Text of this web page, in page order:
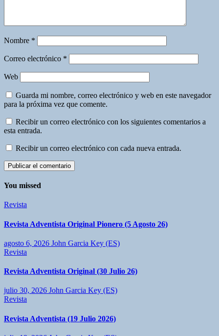
Nombre *
Correo electrónico *
Web
Guarda mi nombre, correo electrónico y web en este navegador
para la próxima vez que comente.
Recibir un correo electrónico con los siguientes comentarios a
esta entrada.
Recibir un correo electrónico con cada nueva entrada.
You missed
Revista
Revista Adventista Original Pionero (5 Agosto 26)
agosto 6, 2026 John Garcia Key (ES)
Revista
Revista Adventista Original (30 Julio 26)
julio 30, 2026 John Garcia Key (ES)
Revista
Revista Adventista (19 Julio 2026)